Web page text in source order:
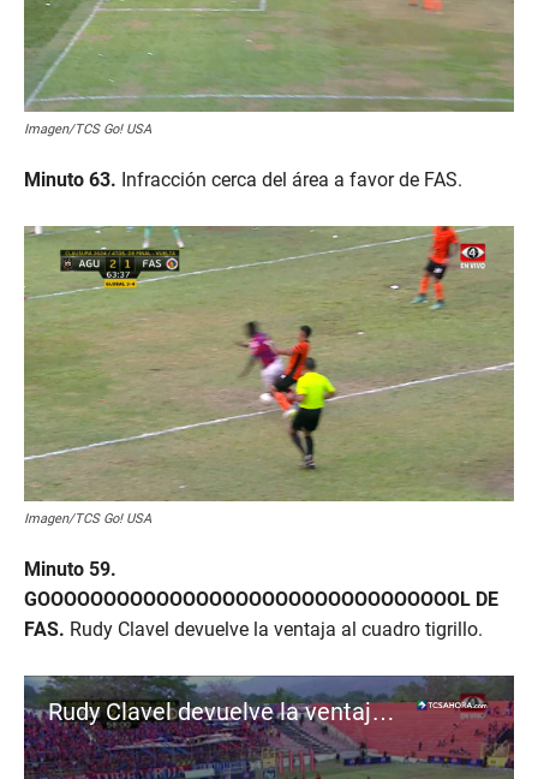
Imagen/TCS Go! USA
Minuto 63. Infracción cerca del área a favor de FAS.
Imagen/TCS Go! USA
Minuto 59.
GOOOOOOOOOOOOOOOOOOOOOOOOOOOOOOOOL DE
FAS. Rudy Clavel devuelve la ventaja al cuadro tigrillo.
Rudy Clavel devuelve la ventaja en el global para el conjunto tigrillo | Águila 2-1 FAS